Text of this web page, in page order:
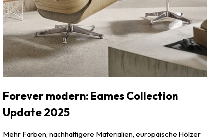
Forever modern: Eames Collection
Update 2025
Mehr Farben, nachhaltigere Materialien, europäische Hölzer